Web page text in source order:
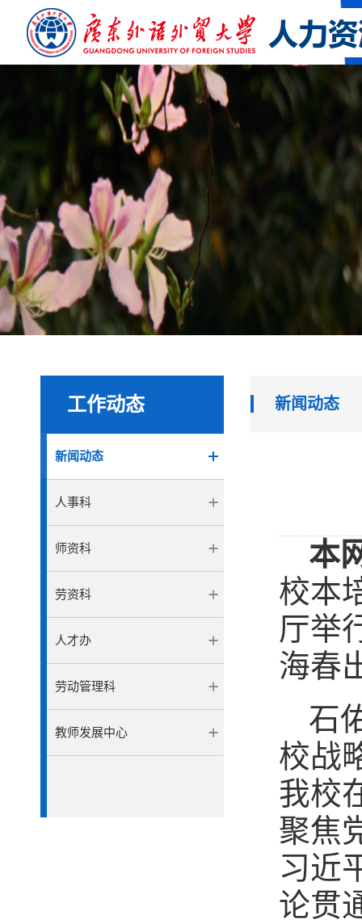
工作动态
新闻动态
人事科
师资科
劳资科
人才办
劳动管理科
教师发展中心
新闻动态
本
校本
厅举
海春
石
校战
我校
聚焦
习近
论贯